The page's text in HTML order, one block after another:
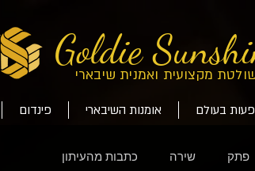
מקצועית ואמנית שיבארי
Goldie
פינדום אומנות השיבארי בעולם
פתק שירה כתבות מהעיתון